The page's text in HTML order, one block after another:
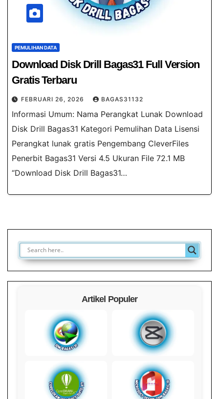
PEMULIHAN DATA
Download Disk Drill Bagas31​ Full Version
Gratis Terbaru
FEBRUARI 26, 2026 BAGAS31132
Informasi Umum: Nama Perangkat Lunak Download
Disk Drill Bagas31​ Kategori Pemulihan Data Lisensi
Perangkat lunak gratis Pengembang CleverFiles
Penerbit Bagas31 Versi 4.5 Ukuran File 72.1 MB
“Download Disk Drill Bagas31…
Artikel Populer